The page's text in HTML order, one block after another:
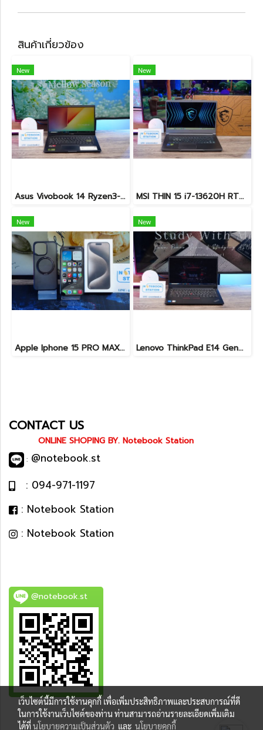
สินค้าเกี่ยวข้อง
New
Asus Vivobook 14 Ryzen3-3250U Ram4 SSD512 จอ14นิ้ว FHD สเปคทำงานทั่วไป ดีไซน์สวยทำจากวัสดุดี น้ำหนักเบา ราคาเพียง 5,990.-
New
MSI THIN 15 i7-13620H RTX-2050(4GB) Ram8 SSD512 จอ15.6 FHD 144Hz สเปคเกมมิ่ง คีย์บอร์ดไฟสีฟ้า ดีไซน์เรียบหรู น้ำหนักเบาไม่ถึง2kg เครื่องมีประกันศูนย์พร้อมใช้งานในราคาสุดคุ้มเพียง 18,500.-เท่านั้น
New
Apple Iphone 15 PRO MAX NATURAL TITANIUM 256GB สุขภาพแบต 87% อุปกรณ์ครบกล่อง ขายเพียง 11,990.-
New
Lenovo ThinkPad E14 Gen4 i5-1235U Ram40 SSD1TB จอ14นิ้ว FHD สเปคดีทำงานเก่ง ดีไซน์เล็กกะทักรัด พกพาใช้งานได้สะดวก เครื่องพร้อมใช้งานเพียง 22,990.-
CONTACT US
ONLINE SHOPING BY. Notebook Station
: @notebook.st
: 094-971-1197
: Notebook Station
: Notebook Station
@notebook.st
BEST DEAL
เว็บไซต์นี้มีการใช้งานคุกกี้ เพื่อเพิ่มประสิทธิภาพและประสบการณ์ที่ดี
ในการใช้งานเว็บไซต์ของท่าน ท่านสามารถอ่านรายละเอียดเพิ่มเติม
ได้ที่นโยบายความเป็นส่วนตัว และ นโยบายคุกกี้